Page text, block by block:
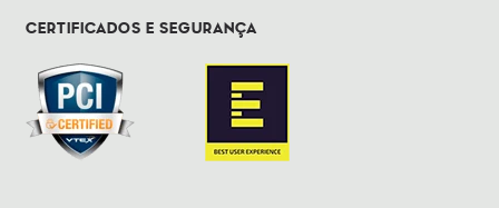
CERTIFICADOS E SEGURANÇA